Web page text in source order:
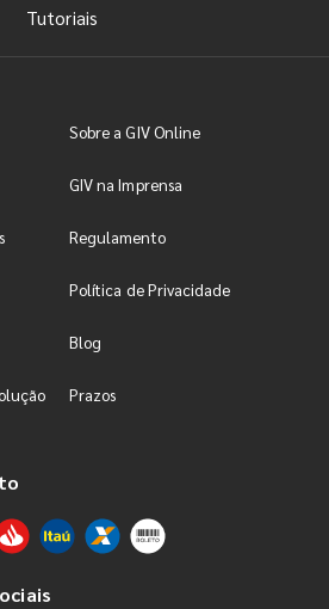
Tutoriais
Sobre a GIV Online
GIV na Imprensa
Regulamento
Política de Privacidade
Blog
Prazos